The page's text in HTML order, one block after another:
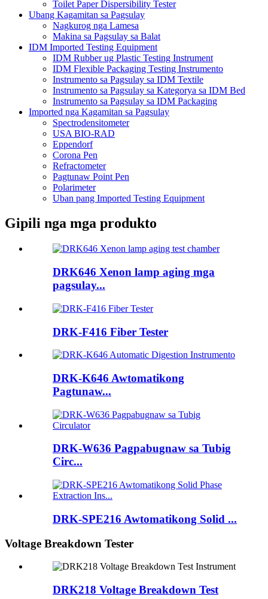
Toilet Paper Dispersibility Tester
Ubang Kagamitan sa Pagsulay
Nagkurog nga Lamesa
Makina sa Pagsulay sa Balat
IDM Imported Testing Equipment
IDM Rubber ug Plastic Testing Instrument
IDM Flexible Packaging Testing Instrumento
Instrumento sa Pagsulay sa IDM Textile
Instrumento sa Pagsulay sa Kategorya sa IDM Bed
Instrumento sa Pagsulay sa IDM Packaging
Imported nga Kagamitan sa Pagsulay
Spectrodensitometer
USA BIO-RAD
Eppendorf
Corona Pen
Refractometer
Pagtunaw Point Pen
Polarimeter
Uban pang Imported Testing Equipment
Gipili nga mga produkto
DRK646 Xenon lamp aging mga
pagsulay...
DRK-F416 Fiber Tester
DRK-K646 Awtomatikong
Pagtunaw...
DRK-W636 Pagpabugnaw sa Tubig
Circ...
DRK-SPE216 Awtomatikong Solid ...
Voltage Breakdown Tester
DRK218 Voltage Breakdown Test